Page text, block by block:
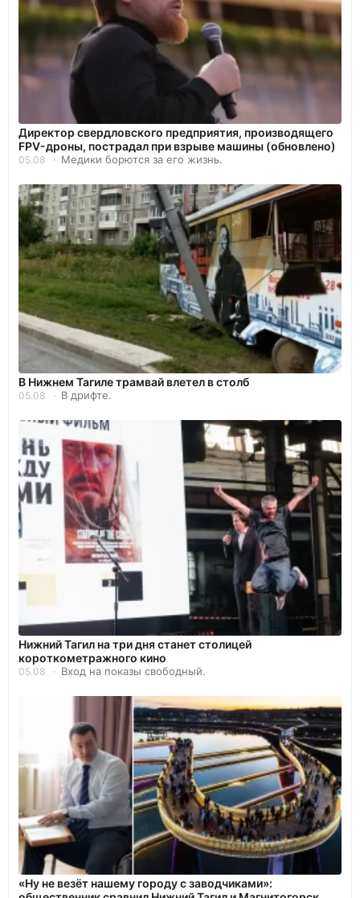
Директор свердловского предприятия, производящего
FPV-дроны, пострадал при взрыве машины (обновлено)
05.08 Медики борются за его жизнь.
В Нижнем Тагиле трамвай влетел в столб
05.08 В дрифте.
Нижний Тагил на три дня станет столицей
короткометражного кино
05.08 Вход на показы свободный.
«Ну не везёт нашему городу с заводчиками»: